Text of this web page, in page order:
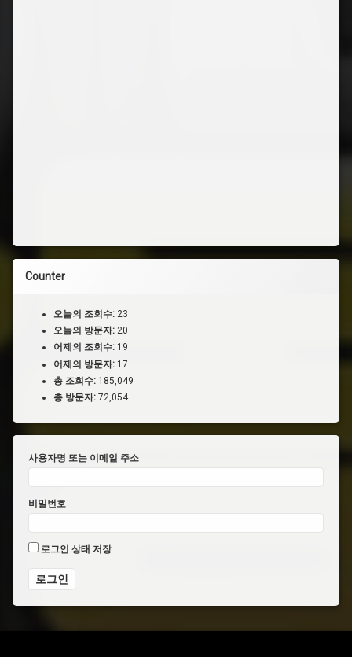
Counter
오늘의 조회수: 23
오늘의 방문자: 20
어제의 조회수: 19
어제의 방문자: 17
총 조회수: 185,049
총 방문자: 72,054
사용자명 또는 이메일 주소
비밀번호
로그인 상태 저장